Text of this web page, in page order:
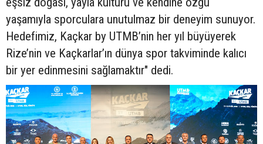
yaşamıyla sporculara unutulmaz bir deneyim sunuyor.
Hedefimiz, Kaçkar by UTMB’nin her yıl büyüyerek
Rize’nin ve Kaçkarlar’ın dünya spor takviminde kalıcı
bir yer edinmesini sağlamaktır" dedi.